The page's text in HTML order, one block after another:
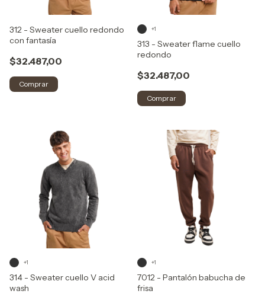
312 - Sweater cuello redondo
con fantasía
$32.487,00
Comprar
313 - Sweater flame cuello
redondo
$32.487,00
+1
Comprar
314 - Sweater cuello V acid
wash
+1
7012 - Pantalón babucha de
frisa
+1